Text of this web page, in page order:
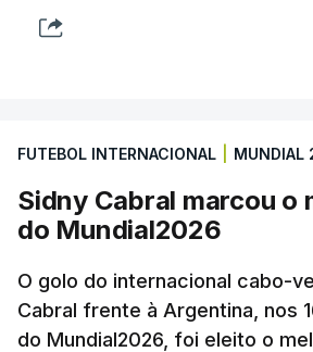
FUTEBOL INTERNACIONAL MUNDIAL
Sidny Cabral marcou o
do Mundial2026
O golo do internacional cabo-
Cabral frente à Argentina, nos
do Mundial2026, foi eleito o